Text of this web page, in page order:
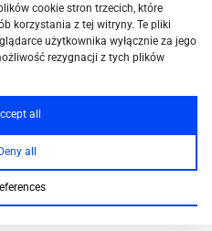
cookie stron trzecich, które
korzystania z tej witryny. Te pliki
użytkownika wyłącznie za jego
rezygnacji z tych plików
all
Deny all